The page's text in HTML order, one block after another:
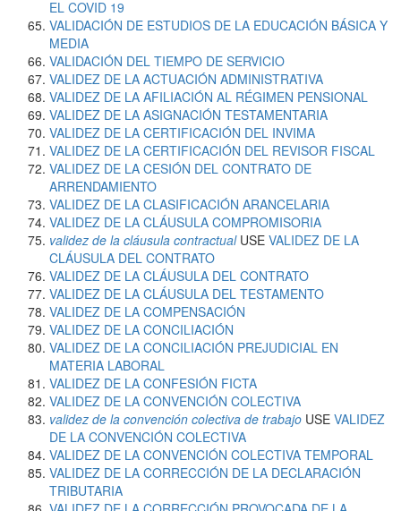
EL COVID 19
VALIDACIÓN DE ESTUDIOS DE LA EDUCACIÓN BÁSICA Y
MEDIA
VALIDACIÓN DEL TIEMPO DE SERVICIO
VALIDEZ DE LA ACTUACIÓN ADMINISTRATIVA
VALIDEZ DE LA AFILIACIÓN AL RÉGIMEN PENSIONAL
VALIDEZ DE LA ASIGNACIÓN TESTAMENTARIA
VALIDEZ DE LA CERTIFICACIÓN DEL INVIMA
VALIDEZ DE LA CERTIFICACIÓN DEL REVISOR FISCAL
VALIDEZ DE LA CESIÓN DEL CONTRATO DE
ARRENDAMIENTO
VALIDEZ DE LA CLASIFICACIÓN ARANCELARIA
VALIDEZ DE LA CLÁUSULA COMPROMISORIA
validez de la cláusula contractualUSE VALIDEZ DE LA
CLÁUSULA DEL CONTRATO
VALIDEZ DE LA CLÁUSULA DEL CONTRATO
VALIDEZ DE LA CLÁUSULA DEL TESTAMENTO
VALIDEZ DE LA COMPENSACIÓN
VALIDEZ DE LA CONCILIACIÓN
VALIDEZ DE LA CONCILIACIÓN PREJUDICIAL EN
MATERIA LABORAL
VALIDEZ DE LA CONFESIÓN FICTA
VALIDEZ DE LA CONVENCIÓN COLECTIVA
validez de la convención colectiva de trabajo USE VALIDEZ
DE LA CONVENCIÓN COLECTIVA
VALIDEZ DE LA CONVENCIÓN COLECTIVA TEMPORAL
VALIDEZ DE LA CORRECCIÓN DE LA DECLARACIÓN
TRIBUTARIA